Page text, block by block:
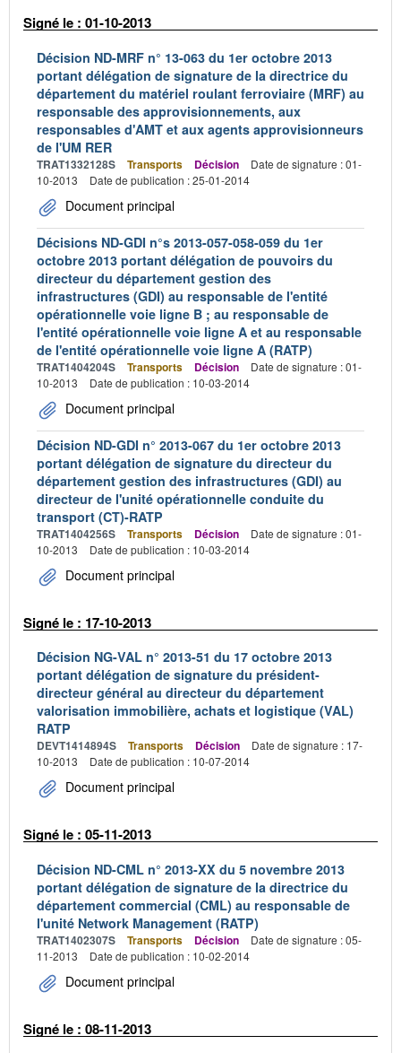
Signé le : 01-10-2013
Décision ND-MRF n° 13-063 du 1er octobre 2013
portant délégation de signature de la directrice du
département du matériel roulant ferroviaire (MRF) au
responsable des approvisionnements, aux
responsables d'AMT et aux agents approvisionneurs
de l'UM RER
TRAT1332128S Transports Décision
Date de signature : 01-
10-2013
Date de publication : 25-01-2014
Document principal
Décisions ND-GDI n°s 2013-057-058-059 du 1er
octobre 2013 portant délégation de pouvoirs du
directeur du département gestion des
infrastructures (GDI) au responsable de l'entité
opérationnelle voie ligne B ; au responsable de
l'entité opérationnelle voie ligne A et au responsable
de l'entité opérationnelle voie ligne A (RATP)
TRAT1404204S Transports Décision
Date de signature : 01-
10-2013
Date de publication : 10-03-2014
Document principal
Décision ND-GDI n° 2013-067 du 1er octobre 2013
portant délégation de signature du directeur du
département gestion des infrastructures (GDI) au
directeur de l'unité opérationnelle conduite du
transport (CT)-RATP
TRAT1404256S Transports Décision
Date de signature : 01-
10-2013
Date de publication : 10-03-2014
Document principal
Signé le : 17-10-2013
Décision NG-VAL n° 2013-51 du 17 octobre 2013
portant délégation de signature du président-
directeur général au directeur du département
valorisation immobilière, achats et logistique (VAL)
RATP
DEVT1414894S Transports Décision
Date de signature : 17-
10-2013
Date de publication : 10-07-2014
Document principal
Signé le : 05-11-2013
Décision ND-CML n° 2013-XX du 5 novembre 2013
portant délégation de signature de la directrice du
département commercial (CML) au responsable de
l'unité Network Management (RATP)
TRAT1402307S Transports Décision
Date de signature : 05-
11-2013
Date de publication : 10-02-2014
Document principal
Signé le : 08-11-2013